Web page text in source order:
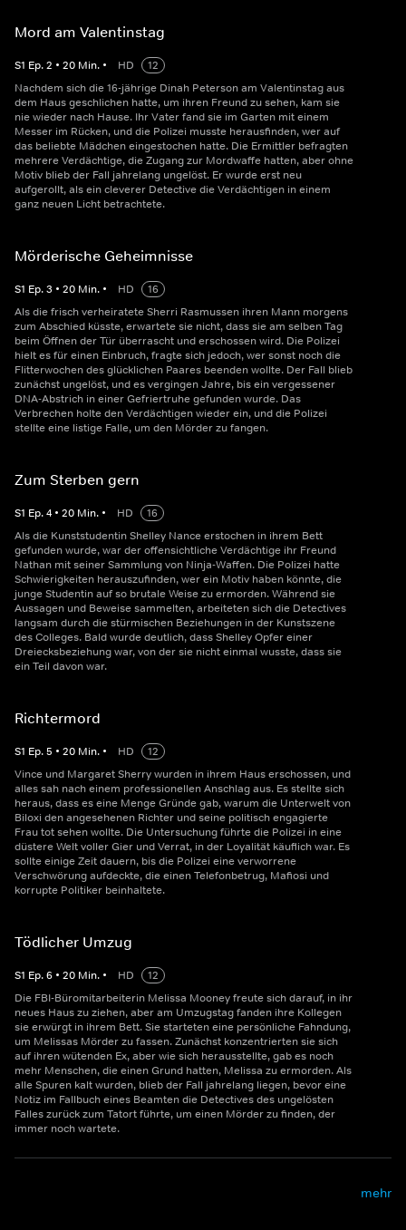
Mord am Valentinstag
S1 Ep.2 • 20 Min. • HD
12
Nachdem sich die 16-jährige Dinah Peterson am Valentinstag aus
dem Haus geschlichen hatte, um ihren Freund zu sehen, kam sie
nie wieder nach Hause. Ihr Vater fand sie im Garten mit einem
Messer im Rücken, und die Polizei musste herausfinden, wer auf
das beliebte Mädchen eingestochen hatte. Die Ermittler befragten
mehrere Verdächtige, die Zugang zur Mordwaffe hatten, aber ohne
Motiv blieb der Fall jahrelang ungelöst. Er wurde erst neu
aufgerollt, als ein cleverer Detective die Verdächtigen in einem
ganz neuen Licht betrachtete.
Mörderische Geheimnisse
S1 Ep.3 • 20 Min. • HD
16
Als die frisch verheiratete Sherri Rasmussen ihren Mann morgens
zum Abschied küsste, erwartete sie nicht, dass sie am selben Tag
beim Öffnen der Tür überrascht und erschossen wird. Die Polizei
hielt es für einen Einbruch, fragte sich jedoch, wer sonst noch die
Flitterwochen des glücklichen Paares beenden wollte. Der Fall blieb
zunächst ungelöst, und es vergingen Jahre, bis ein vergessener
DNA-Abstrich in einer Gefriertruhe gefunden wurde. Das
Verbrechen holte den Verdächtigen wieder ein, und die Polizei
stellte eine listige Falle, um den Mörder zu fangen.
Zum Sterben gern
S1 Ep.4 • 20 Min. • HD
16
Als die Kunststudentin Shelley Nance erstochen in ihrem Bett
gefunden wurde, war der offensichtliche Verdächtige ihr Freund
Nathan mit seiner Sammlung von Ninja-Waffen. Die Polizei hatte
Schwierigkeiten herauszufinden, wer ein Motiv haben könnte, die
junge Studentin auf so brutale Weise zu ermorden. Während sie
Aussagen und Beweise sammelten, arbeiteten sich die Detectives
langsam durch die stürmischen Beziehungen in der Kunstszene
des Colleges. Bald wurde deutlich, dass Shelley Opfer einer
Dreiecksbeziehung war, von der sie nicht einmal wusste, dass sie
ein Teil davon war.
Richtermord
S1 Ep.5 • 20 Min. • HD
12
Vince und Margaret Sherry wurden in ihrem Haus erschossen, und
alles sah nach einem professionellen Anschlag aus. Es stellte sich
heraus, dass es eine Menge Gründe gab, warum die Unterwelt von
Biloxi den angesehenen Richter und seine politisch engagierte
Frau tot sehen wollte. Die Untersuchung führte die Polizei in eine
düstere Welt voller Gier und Verrat, in der Loyalität käuflich war. Es
sollte einige Zeit dauern, bis die Polizei eine verworrene
Verschwörung aufdeckte, die einen Telefonbetrug, Mafiosi und
korrupte Politiker beinhaltete.
Tödlicher Umzug
S1 Ep.6 • 20 Min. • HD
12
Die FBI-Büromitarbeiterin Melissa Mooney freute sich darauf, in ihr
neues Haus zu ziehen, aber am Umzugstag fanden ihre Kollegen
sie erwürgt in ihrem Bett. Sie starteten eine persönliche Fahndung,
um Melissas Mörder zu fassen. Zunächst konzentrierten sie sich
auf ihren wütenden Ex, aber wie sich herausstellte, gab es noch
mehr Menschen, die einen Grund hatten, Melissa zu ermorden. Als
alle Spuren kalt wurden, blieb der Fall jahrelang liegen, bevor eine
Notiz im Fallbuch eines Beamten die Detectives des ungelösten
Falles zurück zum Tatort führte, um einen Mörder zu finden, der
immer noch wartete.
mehr